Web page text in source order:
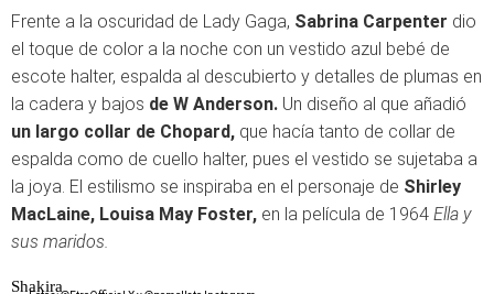
Frente a la oscuridad de Lady Gaga, Sabrina Carpenter dio
el toque de color a la noche con un vestido azul bebé de
escote halter, espalda al descubierto y detalles de plumas en
la cadera y bajos de W Anderson. Un diseño al que añadió
un largo collar de Chopard, que hacía tanto de collar de
espalda como de cuello halter, pues el vestido se sujetaba a
la joya. El estilismo se inspiraba en el personaje de Shirley
MacLaine, Louisa May Foster, en la película de 1964 Ella y
sus maridos.
Shakira